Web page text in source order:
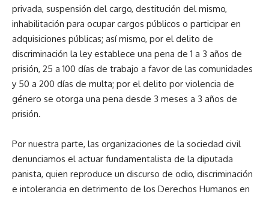
privada, suspensión del cargo, destitución del mismo,
inhabilitación para ocupar cargos públicos o participar en
adquisiciones públicas; así mismo, por el delito de
discriminación la ley establece una pena de 1 a 3 años de
prisión, 25 a 100 días de trabajo a favor de las comunidades
y 50 a 200 días de multa; por el delito por violencia de
género se otorga una pena desde 3 meses a 3 años de
prisión.
Por nuestra parte, las organizaciones de la sociedad civil
denunciamos el actuar fundamentalista de la diputada
panista, quien reproduce un discurso de odio, discriminación
e intolerancia en detrimento de los Derechos Humanos en